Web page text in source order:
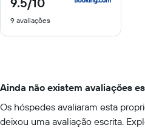
10
9 avaliações
Ainda não existem avaliações
Os hóspedes avaliaram esta
deixou uma avaliação escrita.